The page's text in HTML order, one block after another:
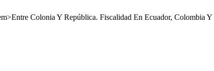
Colonia Y República. Fiscalidad En Ecuador, Colombia